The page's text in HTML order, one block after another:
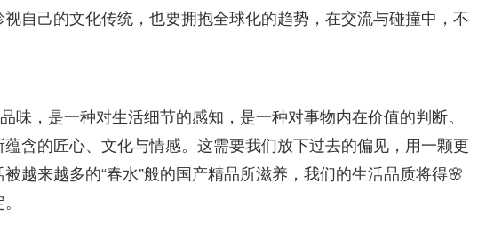
自己的文化传统，也要拥抱全球化的趋势，在交流与碰撞中，不
味，是一种对生活细节的感知，是一种对事物内在价值的判断。
含的匠心、文化与情感。这需要我们放下过去的偏见，用一颗更
越来越多的“春水”般的国产精品所滋养，我们的生活品质将得🌸